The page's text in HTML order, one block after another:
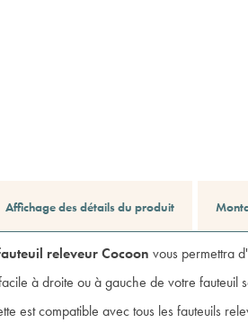
Affichage des détails du produit
releveur Cocoon vous permettra
à droite ou à gauche de votre fauteuil
est compatible avec tous les fauteuils